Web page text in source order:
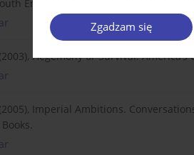
Zgadzam się
End Press, Cambridge.
Hegemony or Survival.
Imperial Ambitions.